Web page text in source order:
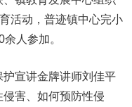
活动，普迹镇中心完小
人参加。
宣讲金牌讲师刘佳平
害、如何预防性侵